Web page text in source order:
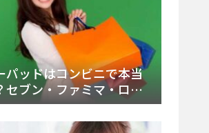
パッドはコンビニで本当
セブン・ファミマ・ロー
査＆値段と種類別販売場